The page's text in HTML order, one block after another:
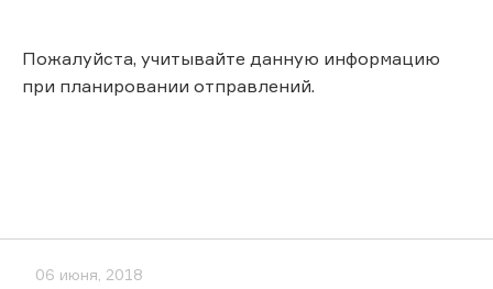
Пожалуйста, учитывайте данную информацию
при планировании отправлений.
06 июня, 2018